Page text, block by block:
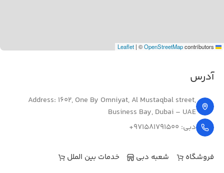
| ©OpenStreetMapcontributors
آدرس
Address: 1602, One By Omniyat, Al Mustaqbal street,
Business Bay, Dubai – UAE
دبی: 971581791500+
فروشگاه شعبه دبی
خدمات بین الملل